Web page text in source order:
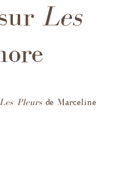
Les
Les Pleursde Marceline